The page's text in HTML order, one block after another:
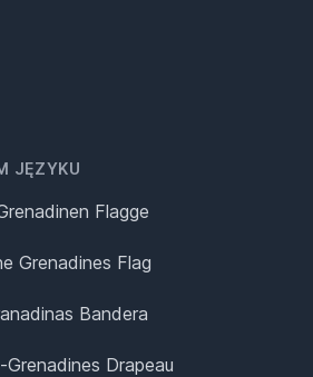
JĘZYKU
Flagge
Grenadines Flag
Bandera
Drapeau